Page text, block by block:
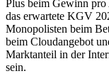
Plus beim Gewinn
das erwartete KGV
Monopolisten beim
beim Cloudangebot
Marktanteil in der
sein.